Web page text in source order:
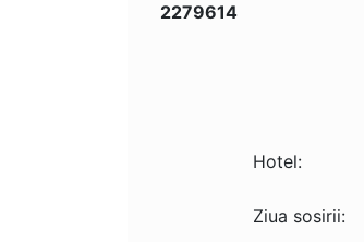
2279614
Hotel:
Ziua sosirii: